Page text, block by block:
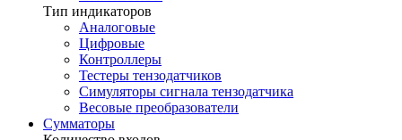
Тип индикаторов
Аналоговые
Цифровые
Контроллеры
Тестеры тензодатчиков
Симуляторы сигнала тензодатчика
Весовые преобразователи
Сумматоры